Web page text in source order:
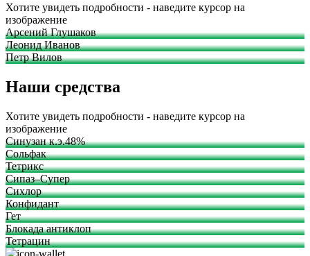
Хотите увидеть подробности - наведите курсор на
изображение
Арсений Глушаков
Леонид Иванов
Петр Вилов
Наши средства
Хотите увидеть подробности - наведите курсор на
изображение
Синузан к.э.48%
Сольфак
Тетрикс
Сипаз–Супер
Сихлор
Конфидант
Гет
Блокада антиклоп
Тетрацин